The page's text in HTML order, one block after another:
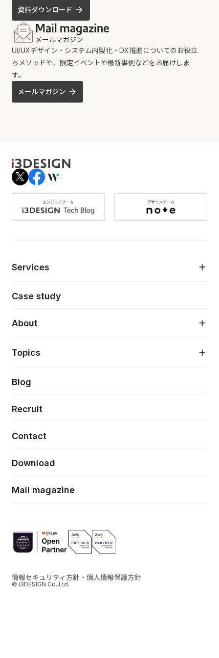
資料ダウンロード
Mail magazine
メールマガジン
UI/UXデザイン・システム内製化・DX推進についてのお役立
ちメソッドや、限定イベントや最新事例などをお届けしま
す。
メールマガジン
Services
AI駆動開発支援
モダナイゼーション
特徴量エンジニアリングと生成AI
デザインシステム構築支援
フロントエンド開発
Case study
About
About
当社が目指しているもの
Topics
Press release
News
Event/Seminer
Blog
Recruit
Contact
Download
Mail magazine
情報セキュリティ方針・個人情報保護方針
© i3DESIGN Co.,Ltd.